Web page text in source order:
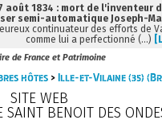
de France et Patrimoine
hôtes >Ille-et-Vilaine (35)
SITE WEB
SAINT BENOIT DES
août 1834 : mort de l'inventeur
semi-automatique Joseph-
continuateur des efforts de
comme lui a perfectionné (…)